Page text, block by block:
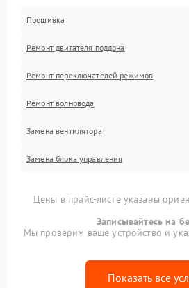
Прошивка
Ремонт двигателя поддона
Ремонт переключателей режимов
Ремонт волновода
Замена вентилятора
Замена блока управления
Цены в прайс-листе указаны
Записывайтесь на
Мы проверим ваше устройство и
Показать все